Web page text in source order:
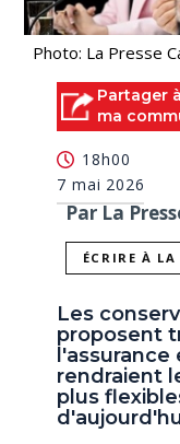
Photo: La Presse
Partager à
ma
18h00
7 mai 2026
Par La
ÉCRIRE À LA
Les
proposent
rendraient
plus